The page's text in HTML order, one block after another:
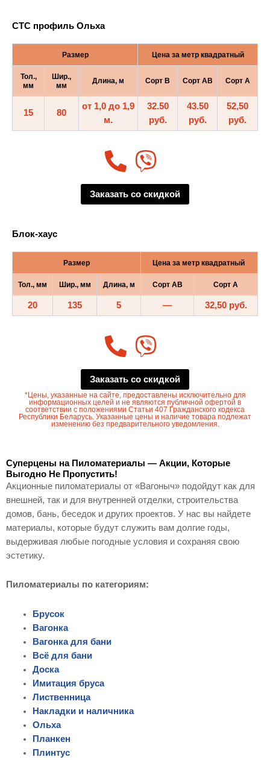
СТС профиль Ольха
Размер Цена за метр квадратный
Тол.,
мм
Шир.,
мм
Длина, м Сорт B Сорт AB Сорт A
15 80
от 1,0 до 1,9
м.
32.50
руб.
43.50
руб.
52,50
руб.
Заказать со скидкой
Блок-хаус
Размер Цена за метр квадратный
Тол., мм Шир., мм Длина, м Сорт AB Сорт A
20 135 5 — 32,50 руб.
Заказать со скидкой
*Цены, указанные на сайте, предоставлены исключительно для
информационных целей и не являются публичной офертой в
соответствии с положениями Статьи 407 Гражданского кодекса
Республики Беларусь. Указанные цены и наличие товара подлежат
изменению без предварительного уведомления.
Суперцены на Пиломатериалы — Акции, Которые
Выгодно Не Пропустить!
Акционные пиломатериалы от «Вагоныч» подойдут как для
внешней, так и для внутренней отделки, строительства
домов, бань, беседок и других проектов. У нас вы найдете
материалы, которые будут служить вам долгие годы,
выдерживая любые погодные условия и сохраняя свою
эстетику.
Пиломатериалы по категориям:
Брусок
Вагонка
Вагонка для бани
Всё для бани
Доска
Имитация бруса
Лиственница
Накладки и наличника
Ольха
Планкен
Плинтус